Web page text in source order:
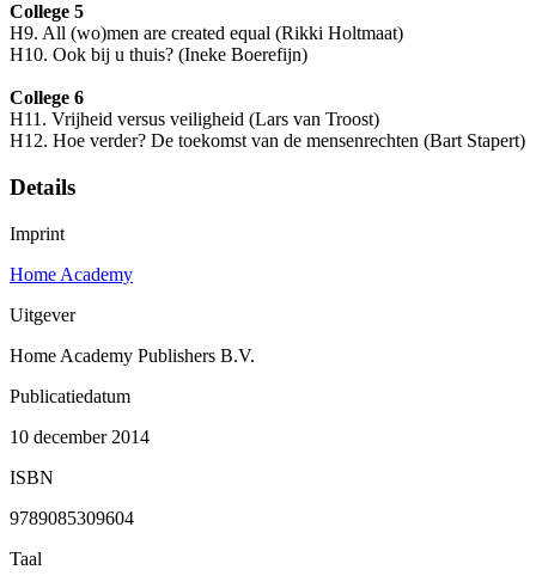
College 5
H9. All (wo)men are created equal (Rikki Holtmaat)
H10. Ook bij u thuis? (Ineke Boerefijn)
College 6
H11. Vrijheid versus veiligheid (Lars van Troost)
H12. Hoe verder? De toekomst van de mensenrechten (Bart Stapert)
Details
Imprint
Home Academy
Uitgever
Home Academy Publishers B.V.
Publicatiedatum
10 december 2014
ISBN
9789085309604
Taal